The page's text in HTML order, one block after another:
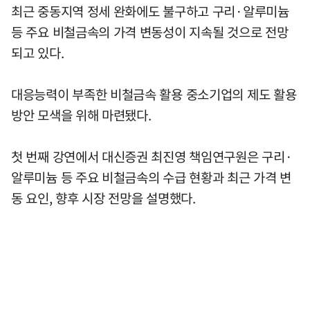
최근 중동지역 정세 완화에도 불구하고 구리·알루미늄
등 주요 비철금속의 가격 변동성이 지속될 것으로 전망
되고 있다.
대응능력이 부족한 비철금속 활용 중소기업의 제도 활용
방안 모색을 위해 마련됐다.
첫 번째 강연에서 대신증권 최진영 책임연구원은 구리·
알루미늄 등 주요 비철금속의 수급 현황과 최근 가격 변
동 요인, 향후 시장 전망을 설명했다.